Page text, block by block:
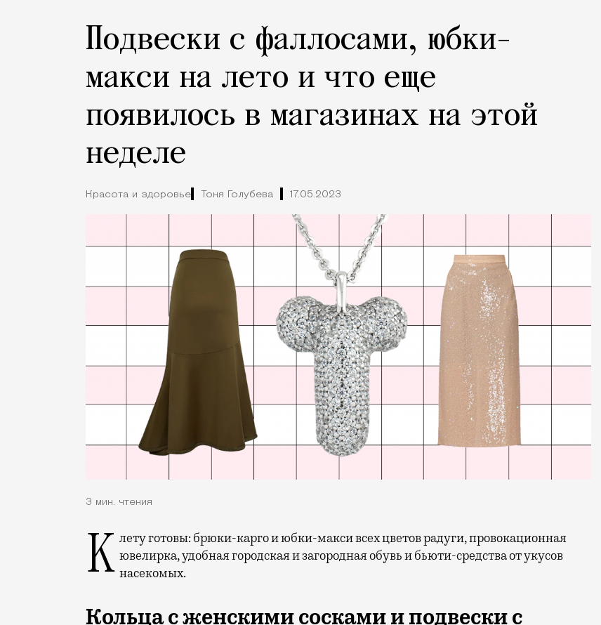
Подвески с фаллосами, юбки-
макси на лето и что еще
появилось в магазинах на этой
неделе
Красота и здоровье Тоня Голубева 17.05.2023
3 мин. чтения
К лету готовы: брюки-карго и юбки-макси всех цветов радуги, провокационная ювелирка, удобная городская и загородная обувь и бьюти-средства от укусов
насекомых.
Кольца с женскими сосками и подвески с